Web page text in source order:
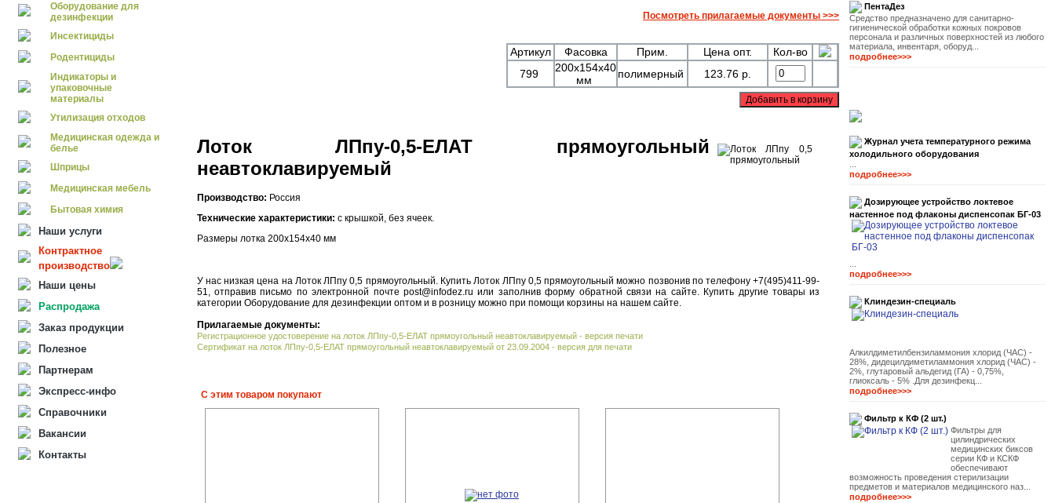
Оборудование для
дезинфекции
Инсектициды
Родентициды
Индикаторы и
упаковочные
материалы
Утилизация отходов
Медицинская одежда и
белье
Шприцы
Медицинская мебель
Бытовая химия
Наши услуги
Контрактное
производство
Наши цены
Распродажа
Заказ продукции
Полезное
Партнерам
Экспресс-инфо
Справочники
Вакансии
Контакты
Посмотреть прилагаемые документы >>>
Артикул Фасовка Прим. Цена опт.
Кол-во
799
200х154х40
мм
полимерный 123.76 р.
Лоток ЛПпу-0,5-ЕЛАТ прямоугольный
неавтоклавируемый
Производство: Россия
Технические характеристики: с крышкой, без ячеек.
Размеры лотка 200х154х40 мм
У нас низкая цена на Лоток ЛПпу 0,5 прямоугольный. Купить Лоток ЛПпу 0,5 прямоугольный можно позвонив по телефону +7(495)411-99-
51, отправив письмо по электронной почте post@infodez.ru или заполнив форму обратной связи на сайте. Купить другие товары из
категории Оборудование для дезинфекции оптом и в розницу можно при помощи корзины на нашем сайте.
Прилагаемые документы:
Регистрационное удостоверение на лоток ЛПпу-0,5-ЕЛАТ прямоугольный неавтоклавируемый - версия печати
Сертификат на лоток ЛПпу-0,5-ЕЛАТ прямоугольный неавтоклавируемый от 23.09.2004 - версия для печати
С этим товаром покупают
ПентаДез
Средство предназначено для санитарно-
гигиенической обработки кожных покровов
персонала и различных поверхностей из любого
материала, инвентаря, оборуд...
подробнее>>>
Журнал учета температурного режима
холодильного оборудования
подробнее>>>
Дозирующее устройство локтевое
настенное под флаконы диспенсопак БГ-03
подробнее>>>
Клиндезин-специаль
Алкилдиметилбензиламмония хлорид (ЧАС) -
28%, дидецилдиметиламмония хлорид (ЧАС) -
2%, глутаровый альдегид (ГА) - 0,75%,
глиоксаль - 5% .Для дезинфекц...
подробнее>>>
Фильтр к КФ (2 шт.)
Фильтры для
цилиндрических
медицинских биксов
серии КФ и КСКФ
обеспечивают
возможность проведения стерилизации
предметов и материалов медицинского наз...
подробнее>>>